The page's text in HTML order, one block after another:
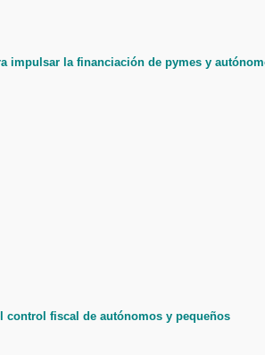
impulsar la financiación de pymes y
control fiscal de autónomos y pequeños